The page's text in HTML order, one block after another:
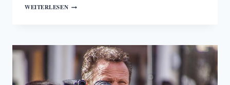
WEITERLESENERGEBNISSE